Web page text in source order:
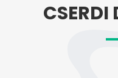
CSERDI